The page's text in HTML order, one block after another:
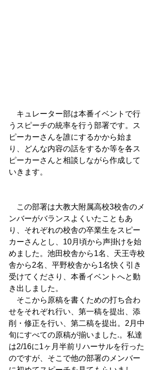
キュレーター部は本番イベントで行
うスピーチの統率を行う部署です。ス
ピーカーさんを誰にするかから始ま
り、どんな内容の話をするか等を各ス
ピーカーさんと相談しながら作成して
いきます。
この部署は大教大附属高校3校舎のメ
ンバーがバランスよくいたこともあ
り、それぞれの校舎の卒業生をスピー
カーさんとし、10月頃から声掛けを始
めました。池田校舎から1名、天王寺校
舎から2名、平野校舎から1名快く引き
受けてくださり、本番イベントへと動
き出しました。
そこから原稿を書くための打ち合わ
せをそれぞれ行い、第一稿を提出、添
削・修正を行い、第二稿を提出。2月中
旬にすべての原稿が揃いました.。私達
は2/16に1ヶ月半前リハーサルを行った
のですが、そこで他の部署のメンバー